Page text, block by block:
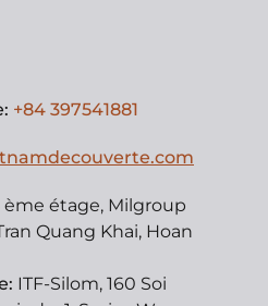
+84 397541881
ème étage, Milgroup
Quang Khai, Hoan
ITF-Silom, 160 Soi